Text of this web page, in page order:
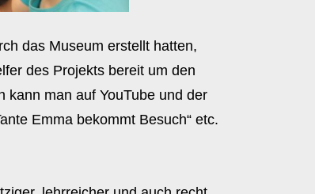
das Museum erstellt hatten,
des Projekts bereit um den
kann man auf YouTube und der
Emma bekommt Besuch“ etc.